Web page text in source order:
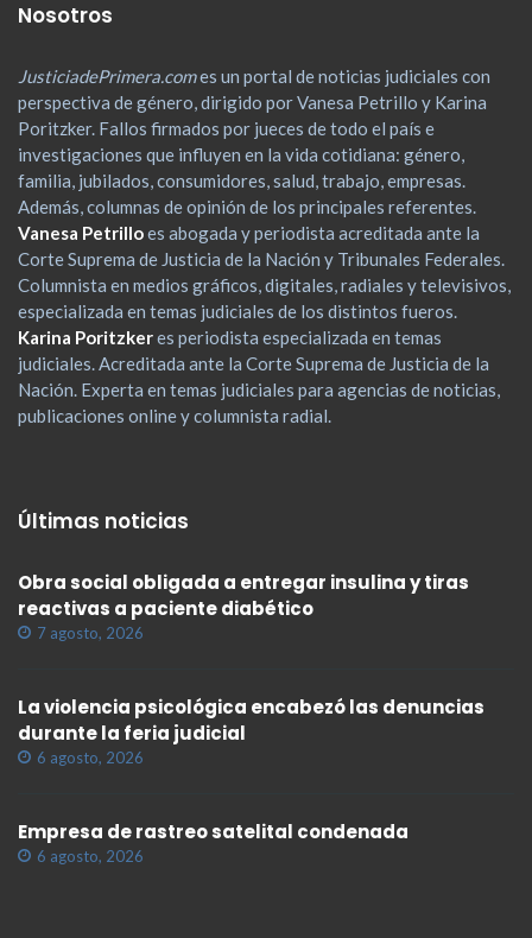
Nosotros
JusticiadePrimera.comes un portal de noticias judiciales con
perspectiva de género, dirigido por Vanesa Petrillo y Karina
Poritzker. Fallos firmados por jueces de todo el país e
investigaciones que influyen en la vida cotidiana: género,
familia, jubilados, consumidores, salud, trabajo, empresas.
Además, columnas de opinión de los principales referentes.
Vanesa Petrilloes abogada y periodista acreditada ante la
Corte Suprema de Justicia de la Nación y Tribunales Federales.
Columnista en medios gráficos, digitales, radiales y televisivos,
especializada en temas judiciales de los distintos fueros.
Karina Poritzkeres periodista especializada en temas
judiciales. Acreditada ante la Corte Suprema de Justicia de la
Nación. Experta en temas judiciales para agencias de noticias,
publicaciones online y columnista radial.
Últimas noticias
Obra social obligada a entregar insulina y tiras
reactivas a paciente diabético
7 agosto, 2026
La violencia psicológica encabezó las denuncias
durante la feria judicial
6 agosto, 2026
Empresa de rastreo satelital condenada
6 agosto, 2026